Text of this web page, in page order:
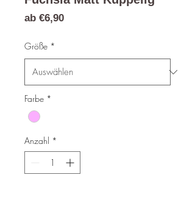
ab €6,90Sale-
Größe *
Farbe *
Anzahl *